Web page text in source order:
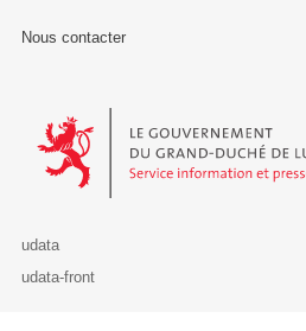
Nous contacter
Le Gouvernement du Grand-Duché
udata
udata-front